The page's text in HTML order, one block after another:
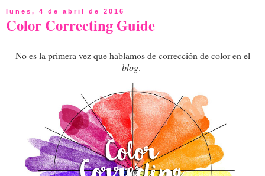
lunes, 4 de abril de 2016
Color Correcting Guide
No es la primera vez que hablamos de corrección de color en el
blog.